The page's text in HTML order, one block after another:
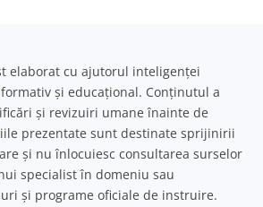
elaborat cu ajutorul inteligenței
și educațional. Conținutul a
și revizuiri umane înainte de
prezentate sunt destinate sprijinirii
și nu înlocuiesc consultarea surselor
specialist în domeniu sau
și programe oficiale de instruire.